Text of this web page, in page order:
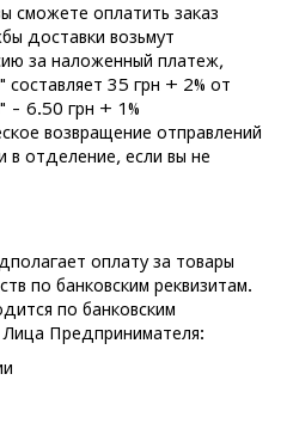
сможете оплатить заказ
доставки возьмут
за наложенный платеж,
35 грн + 2% от
- 6.50 грн + 1%
возвращение отправлений
отделение, если вы не
оплату за товары
по банковским реквизитам.
по банковским
Лица Предпринимателя: